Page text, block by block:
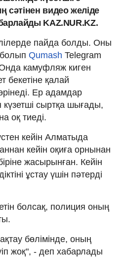
видео желіде
KAZ.NUR.KZ.
пайда болды. Оны
Qumash Telegram
камуфляж киген
бекетіне қалай
Ер адамдар
күзетші сыртқа шығады,
оқ тиеді.
кейін Алматыда
кейін оқиға орнынан
жасырынған. Кейін
ұстау үшін пәтерді
болсақ, полиция оның
бөлімінде, оның
жоқ", - деп хабарлады